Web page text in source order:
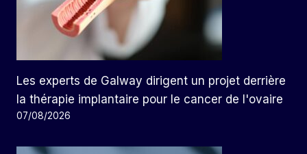
Les experts de Galway dirigent un projet derrière
la thérapie implantaire pour le cancer de l'ovaire
07/08/2026